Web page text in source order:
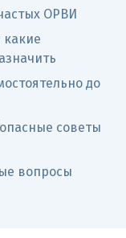
ОРВИ
какие
до
советы
вопросы